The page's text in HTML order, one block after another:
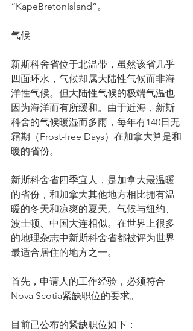
“KapeBretonIsland”。
气候
新斯科舍省位于北温带，虽然该省几乎
四面环水，气候却属大陆性气候而非海
洋性气候。但大陆性气候的极端气温也
因为海洋而有所缓和。由于近海，新斯
科舍的气候暖湿而多雨，每年有140日无
霜期（Frost-free Days）在加拿大算是和
暖的省份。
新斯科舍省四季宜人，是加拿大最温暖
的省份，和加拿大其他地方相比拥有温
暖的冬天和凉爽的夏天。气候与纽约、
波士顿、中国大连相似。在世界上很多
的地理杂志中新斯科舍省都被评为世界
最适合居住的地方之一。
首先，申请人的工作经验，必须符合
Nova Scotia紧缺职位的要求。
目前已公布的紧缺职位如下：